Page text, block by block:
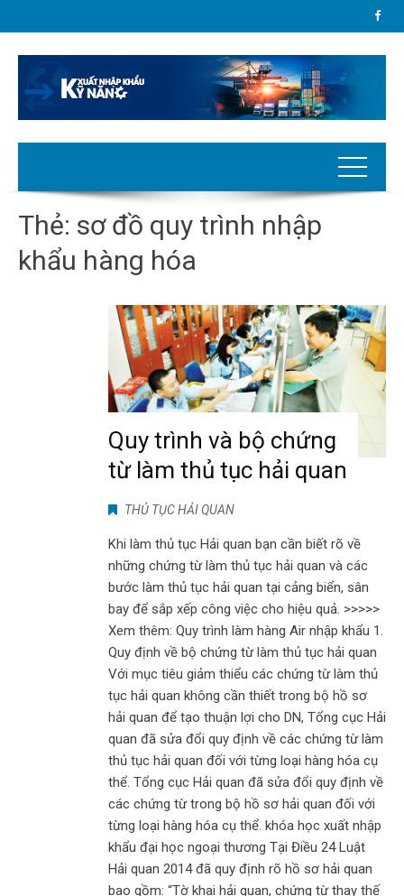
Thẻ: sơ đồ quy trình nhập
khẩu hàng hóa
Quy trình và bộ chứng
từ làm thủ tục hải quan
THỦ TỤC HẢI QUAN
Khi làm thủ tục Hải quan bạn cần biết rõ về
những chứng từ làm thủ tục hải quan và các
bước làm thủ tục hải quan tại cảng biển, sân
bay để sắp xếp công việc cho hiệu quả. >>>>>
Xem thêm: Quy trình làm hàng Air nhập khẩu 1.
Quy định về bộ chứng từ làm thủ tục hải quan
Với mục tiêu giảm thiểu các chứng từ làm thủ
tục hải quan không cần thiết trong bộ hồ sơ
hải quan để tạo thuận lợi cho DN, Tổng cục Hải
quan đã sửa đổi quy định về các chứng từ làm
thủ tục hải quan đối với từng loại hàng hóa cụ
thể. Tổng cục Hải quan đã sửa đổi quy định về
các chứng từ trong bộ hồ sơ hải quan đối với
từng loại hàng hóa cụ thể. khóa học xuất nhập
khẩu đại học ngoại thương Tại Điều 24 Luật
Hải quan 2014 đã quy định rõ hồ sơ hải quan
bao gồm: “Tờ khai hải quan, chứng từ thay thế